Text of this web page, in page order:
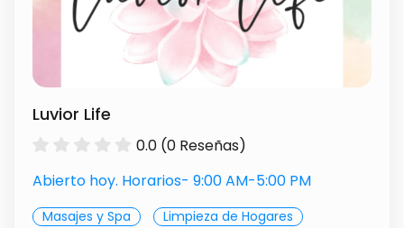
Luvior Life
0.0 (0 Reseñas)
Abierto hoy. Horarios- 9:00 AM-5:00 PM
Masajes y Spa
Limpieza de Hogares